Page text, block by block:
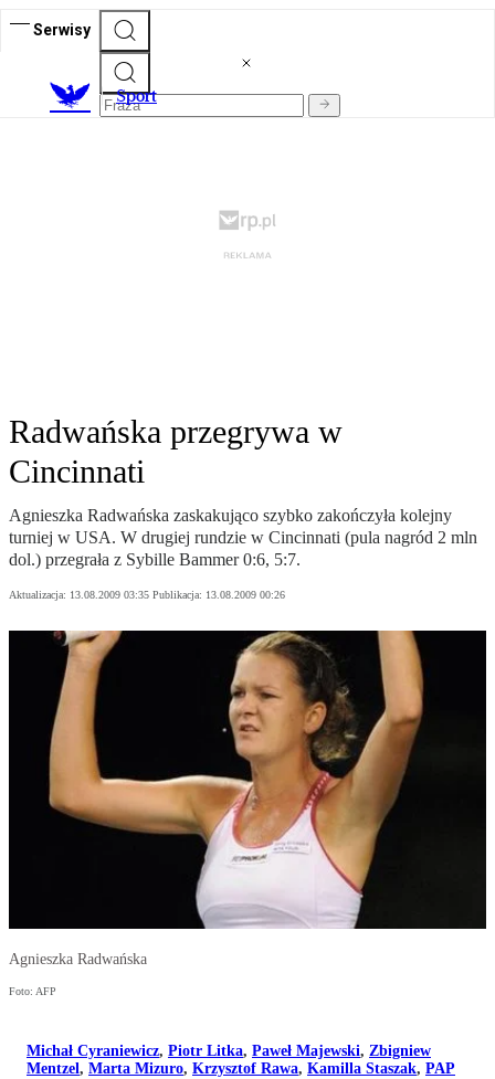
Serwisy
Sport
Radwańska przegrywa w
Cincinnati
Agnieszka Radwańska zaskakująco szybko zakończyła kolejny
turniej w USA. W drugiej rundzie w Cincinnati (pula nagród 2 mln
dol.) przegrała z Sybille Bammer 0:6, 5:7.
Aktualizacja: 13.08.2009 03:35 Publikacja: 13.08.2009 00:26
Agnieszka Radwańska
Foto: AFP
Michał Cyraniewicz, Piotr Litka, Paweł Majewski, Zbigniew
Mentzel, Marta Mizuro, Krzysztof Rawa, Kamilla Staszak, PAP